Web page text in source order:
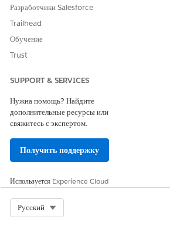
СМ. ТАКЖЕ:
Коммерческий агент
Agentforce for Commerce
ЭТА СТАТЬЯ РЕШИЛА ВАШУ
Оставьте свой отзыв, чтобы мы
Разработчики Salesforce
Trailhead
Обучение
Trust
SUPPORT & SERVICES
Нужна помощь? Найдите
дополнительные ресурсы или
свяжитесь с экспертом.
Получить поддержку
Используется Experience Cloud
Русский